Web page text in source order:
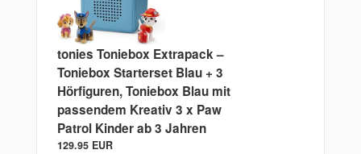
tonies Toniebox Extrapack –
Toniebox Starterset Blau + 3
Hörfiguren, Toniebox Blau mit
passendem Kreativ 3 x Paw
Patrol Kinder ab 3 Jahren
129.95 EUR